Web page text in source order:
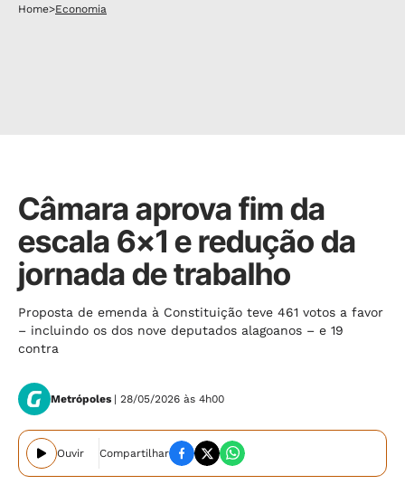
Home>Economia
Câmara aprova fim da
escala 6x1 e redução da
jornada de trabalho
Proposta de emenda à Constituição teve 461 votos a favor
– incluindo os dos nove deputados alagoanos – e 19
contra
Metrópoles | 28/05/2026 às 4h00
Ouvir Compartilhar